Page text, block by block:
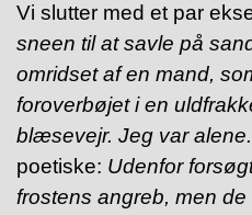
Vi slutter med et par
sneen til at savle på
omridset af en mand,
foroverbøjet i en
blæsevejr. Jeg var alene.
poetiske: Udenfor
frostens angreb, men de